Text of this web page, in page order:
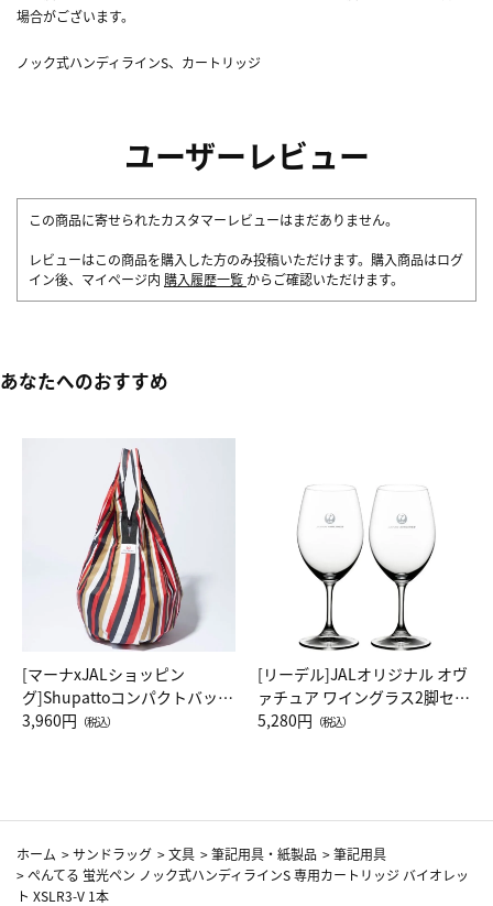
場合がございます。
ノック式ハンディラインS、カートリッジ
ユーザーレビュー
この商品に寄せられたカスタマーレビューはまだありません。
レビューはこの商品を購入した方のみ投稿いただけます。購入商品はログ
イン後、マイページ内 購入履歴一覧 からご確認いただけます。
あなたへのおすすめ
[マーナxJALショッピン
グ]Shupattoコンパクトバッグ
Drop JAL客室乗務員（LC）ス
3,960円 （税込）
[リーデル]JALオリジナル オヴ
ァチュア ワイングラス2脚セッ
ト（レッドワイン）
5,280円 （税込）
ホーム >サンドラッグ >文具 >筆記用具・紙製品 >筆記用具
>ぺんてる 蛍光ペン ノック式ハンディラインS 専用カートリッジ バイオレッ
ト XSLR3-V 1本